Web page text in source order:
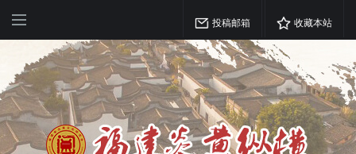
投稿邮箱 收藏本站